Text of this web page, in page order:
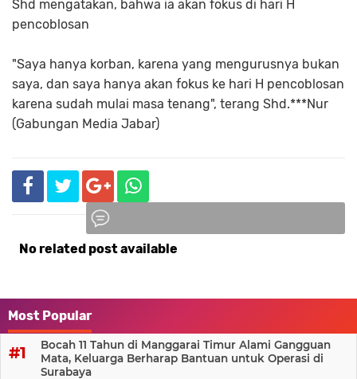
Shd mengatakan, bahwa ia akan fokus di hari H
pencoblosan
"Saya hanya korban, karena yang mengurusnya bukan
saya, dan saya hanya akan fokus ke hari H pencoblosan
karena sudah mulai masa tenang", terang Shd.***Nur
(Gabungan Media Jabar)
No related post available
Most Popular
Bocah 11 Tahun di Manggarai Timur Alami Gangguan
Mata, Keluarga Berharap Bantuan untuk Operasi di
Surabaya